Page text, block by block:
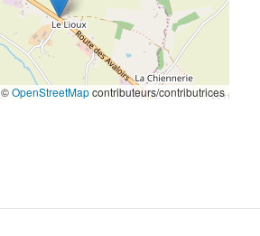
©OpenStreetMapcontributeurs/contributrices